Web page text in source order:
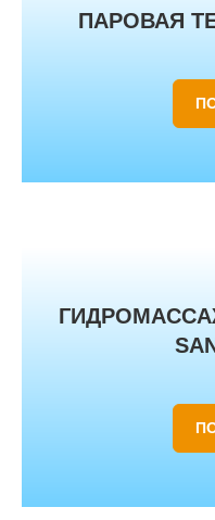
ПАРОВАЯ